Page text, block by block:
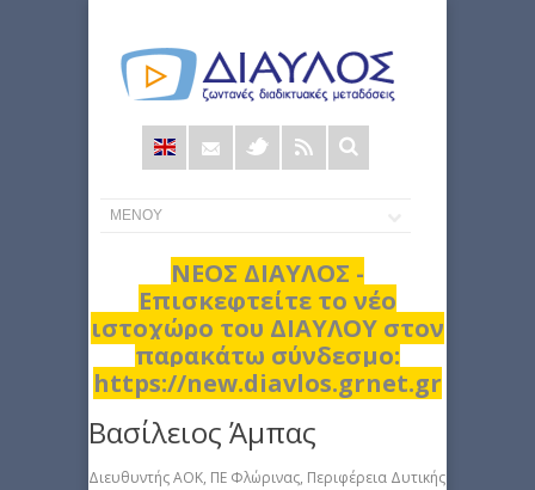
Φόρμα
αναζήτησης
ΝΕΟΣ ΔΙΑΥΛΟΣ -
Επισκεφτείτε το νέο
ιστοχώρο του ΔΙΑΥΛΟΥ στον
παρακάτω σύνδεσμο:
https://new.diavlos.grnet.gr
Βασίλειος Άμπας
Διευθυντής ΑΟΚ, ΠΕ Φλώρινας, Περιφέρεια Δυτικής